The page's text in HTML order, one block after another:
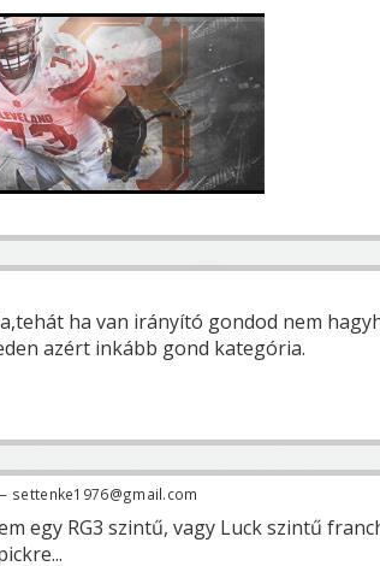
ha van irányító gondod nem
azért inkább gond kategória.
settenke1976@gmail.com
egy RG3 szintű, vagy Luck szintű